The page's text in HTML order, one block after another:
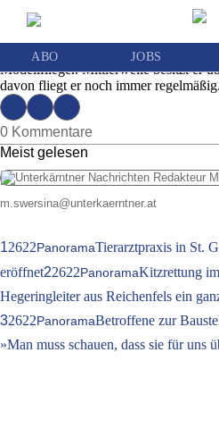
ABO JOBS
Der Traum von
Ausgabe | Mittwoch,
Seit seiner Kindheit ist der 54-jährige
Modellflieger. Mittlerweile besitzt er
davon fliegt er noch immer regelmäßig.
0 Kommentare
Meist gelesen
m.swersina@unterkaerntner.at
12622PanoramaTierarztpraxis in St.
eröffnet22622PanoramaKitzrettung
Hegeringleiter aus Reichenfels ein
32622PanoramaBetroffene zur
»Man muss schauen, dass sie für uns